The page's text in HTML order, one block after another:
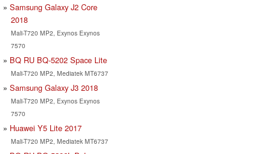
Samsung Galaxy J2 Core
2018
Mali-T720 MP2, Exynos Exynos
7570
BQ RU BQ-5202 Space Lite
Mali-T720 MP2, Mediatek MT6737
Samsung Galaxy J3 2018
Mali-T720 MP2, Exynos Exynos
7570
Huawei Y5 Lite 2017
Mali-T720 MP2, Mediatek MT6737